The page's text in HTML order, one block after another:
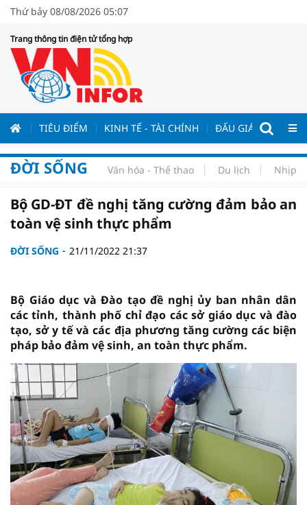
Thứ bảy 08/08/2026 05:07
Trang thông tin điện tử tổng hợp
TIÊU ĐIỂM KINH TẾ - TÀI CHÍNH ĐẤU GIÁ - ĐẤU
ĐỜI SỐNG Văn hóa - Thể thao Du lịch Nhịp
Bộ GD-ĐT đề nghị tăng cường đảm bảo an
toàn vệ sinh thực phẩm
ĐỜI SỐNG 21/11/2022 21:37
Bộ Giáo dục và Đào tạo đề nghị ủy ban nhân dân
các tỉnh, thành phố chỉ đạo các sở giáo dục và đào
tạo, sở y tế và các địa phương tăng cường các biện
pháp bảo đảm vệ sinh, an toàn thực phẩm.